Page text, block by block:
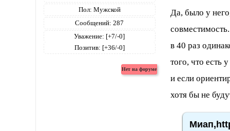
Пол: Мужской
Сообщений: 287
Уважение: [+7/-0]
Позитив: [+36/-0]
Да, было у
в 40 раз
того, что есть
и если
хотя бы не